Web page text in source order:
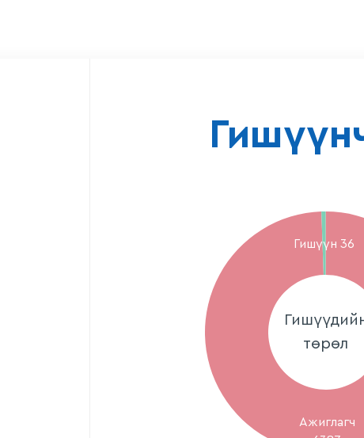
Ажиглагч
Гишүүн 36
төрөл